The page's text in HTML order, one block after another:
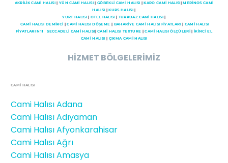
AKRİLİK CAMİ HALISI| YÜN CAMİ HALISI| GÖBEKLİ CAMİ HALISI |KARO CAMİ HALISI|MERİNOS CAMİ
HALISI |KURS HALISI |
YURT HALISI| OTEL HALISI | TURKUAZ CAMİ HALISI |
CAMI HALISI DEMİRCİ |CAMİ HALISI DÖŞEME | BAHARİYE CAMİ HALISI FİYATLARI | CAMİ HALISI
FİYATLARI N11
SECCADELI CAMI HALISI| CAMİ HALISI TEXTURE |CAMİ HALISI ÖLÇÜLERİ |İKİNCİ EL
CAMİ HALISI | ÇIKMA CAMİ HALISI
HİZMET BÖLGELERİMİZ
CAMİ HALISI
Cami Halısı Adana
Cami Halısı Adıyaman
Cami Halısı Afyonkarahisar
Cami Halısı Ağrı
Cami Halısı Amasya